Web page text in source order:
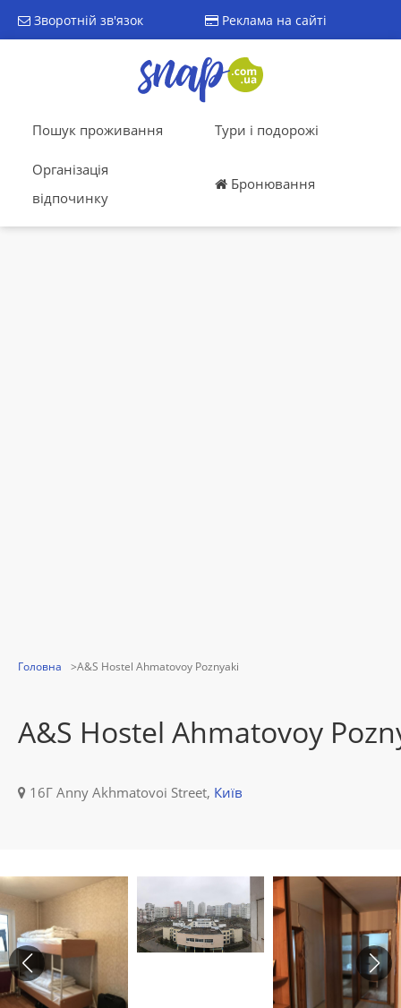
Зворотній зв'язок Реклама на сайті
Пошук проживання Тури і подорожі
Організація
відпочинку
Бронювання
Головна A&S Hostel Ahmatovoy Poznyaki
A&S Hostel Ahmatovoy
16Г Anny Akhmatovoi Street, Київ